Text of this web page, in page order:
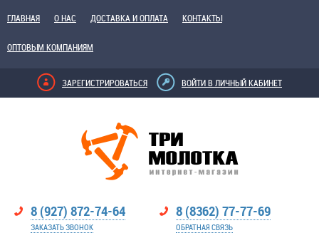
ГЛАВНАЯ О НАС ДОСТАВКА И ОПЛАТА КОНТАКТЫ
ОПТОВЫМ КОМПАНИЯМ
ЗАРЕГИСТРИРОВАТЬСЯ ВОЙТИ В ЛИЧНЫЙ КАБИНЕТ
8 (927) 872-74-64
ЗАКАЗАТЬ ЗВОНОК
8 (8362) 77-77-69
ОБРАТНАЯ СВЯЗЬ